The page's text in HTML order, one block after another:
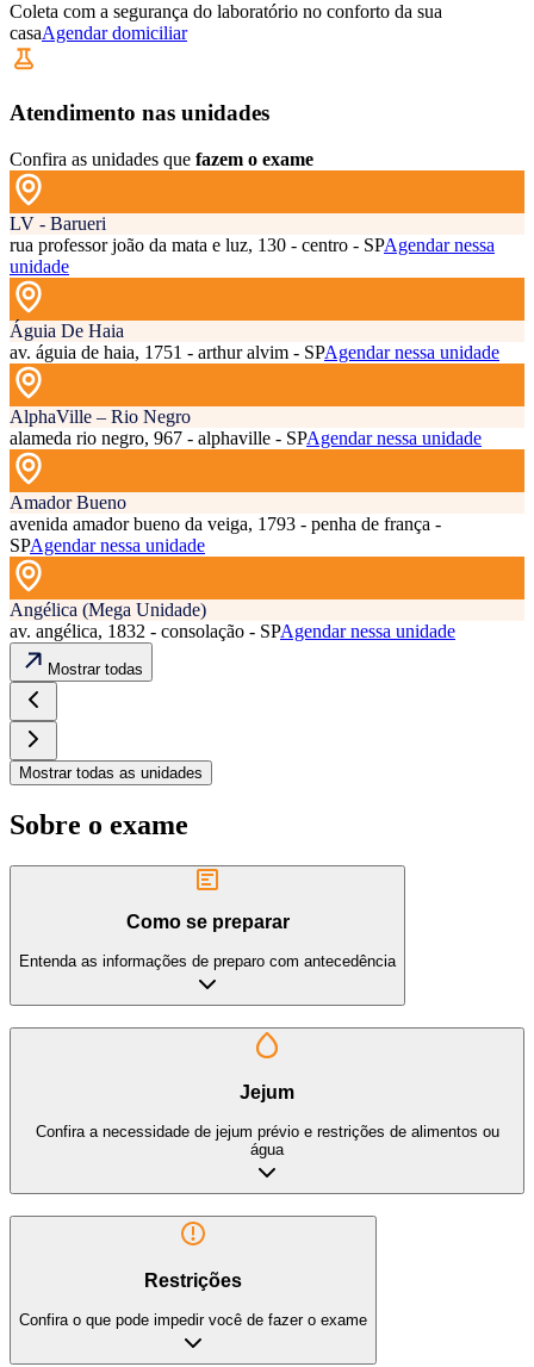
Coleta com a segurança do laboratório no conforto da sua
casaAgendar domiciliar
Atendimento nas unidades
Confira as unidades que fazem o exame
LV - Barueri
rua professor joão da mata e luz, 130 - centro - SPAgendar nessa
unidade
Águia De Haia
av. águia de haia, 1751 - arthur alvim - SPAgendar nessa unidade
AlphaVille – Rio Negro
alameda rio negro, 967 - alphaville - SPAgendar nessa unidade
Amador Bueno
avenida amador bueno da veiga, 1793 - penha de frança -
SPAgendar nessa unidade
Angélica (Mega Unidade)
av. angélica, 1832 - consolação - SPAgendar nessa unidade
Mostrar todas
Mostrar todas as unidades
Sobre o exame
Como se preparar
Entenda as informações de preparo com antecedência
Jejum
Confira a necessidade de jejum prévio e restrições de alimentos ou
água
Restrições
Confira o que pode impedir você de fazer o exame